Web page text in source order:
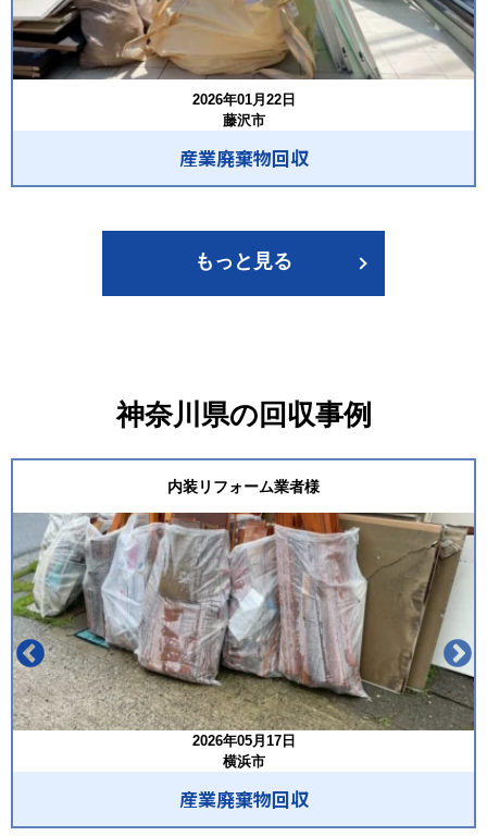
2026年01月22日
藤沢市
産業廃棄物回収
もっと見る
神奈川県の回収事例
内装リフォーム業者様
2026年05月17日
横浜市
産業廃棄物回収